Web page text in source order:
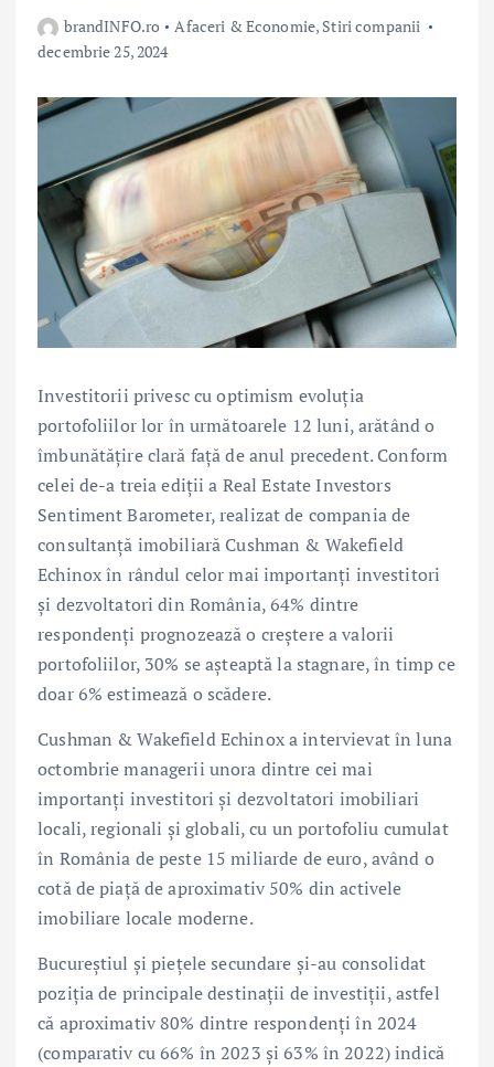
brandINFO.ro Afaceri & Economie, Stiri companii
decembrie 25, 2024
Investitorii privesc cu optimism evoluția
portofoliilor lor în următoarele 12 luni, arătând o
îmbunătățire clară față de anul precedent. Conform
celei de-a treia ediții a Real Estate Investors
Sentiment Barometer, realizat de compania de
consultanță imobiliară Cushman & Wakefield
Echinox în rândul celor mai importanți investitori
și dezvoltatori din România, 64% dintre
respondenți prognozează o creștere a valorii
portofoliilor, 30% se așteaptă la stagnare, în timp ce
doar 6% estimează o scădere.
Cushman & Wakefield Echinox a intervievat în luna
octombrie managerii unora dintre cei mai
importanți investitori și dezvoltatori imobiliari
locali, regionali și globali, cu un portofoliu cumulat
în România de peste 15 miliarde de euro, având o
cotă de piață de aproximativ 50% din activele
imobiliare locale moderne.
Bucureștiul și piețele secundare și-au consolidat
poziția de principale destinații de investiții, astfel
că aproximativ 80% dintre respondenți în 2024
(comparativ cu 66% în 2023 și 63% în 2022) indică